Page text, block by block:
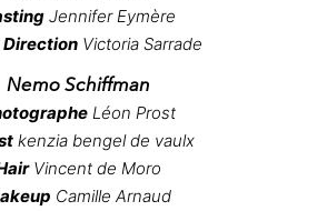
Jennifer Eymère
Direction Victoria Sarrade
Nemo Schiffman
L éon Prost
kenzia bengel de vaulx
Vincent de Moro
Camille Arnaud